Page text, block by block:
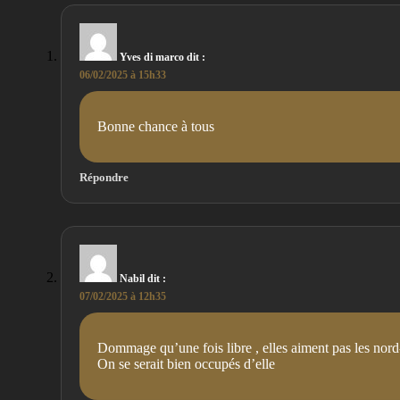
Yves di marco dit :
06/02/2025 à 15h33
Bonne chance à tous
Répondre
Nabil dit :
07/02/2025 à 12h35
Dommage qu’une fois libre , elles aiment pas les
On se serait bien occupés d’elle